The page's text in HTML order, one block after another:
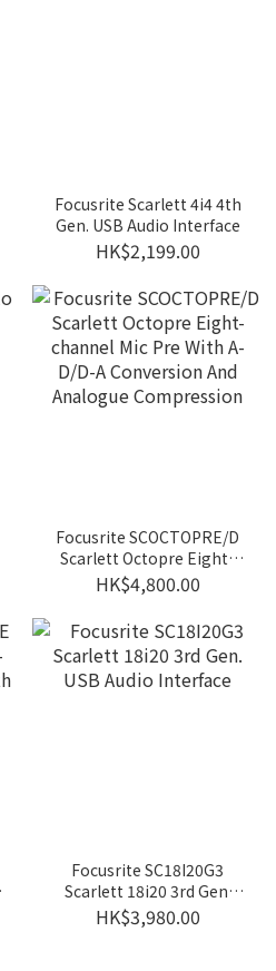
Focusrite Scarlett 4i4 4th
Gen. USB Audio Interface
HK$2,199.00
Focusrite SCOCTOPRE/D
Scarlett Octopre Eight-
channel Mic Pre With A-
D/D-A Conversion And
Analogue Compression
HK$4,800.00
Focusrite SC18I20G3
Scarlett 18i20 3rd Gen.
USB Audio Interface
HK$3,980.00